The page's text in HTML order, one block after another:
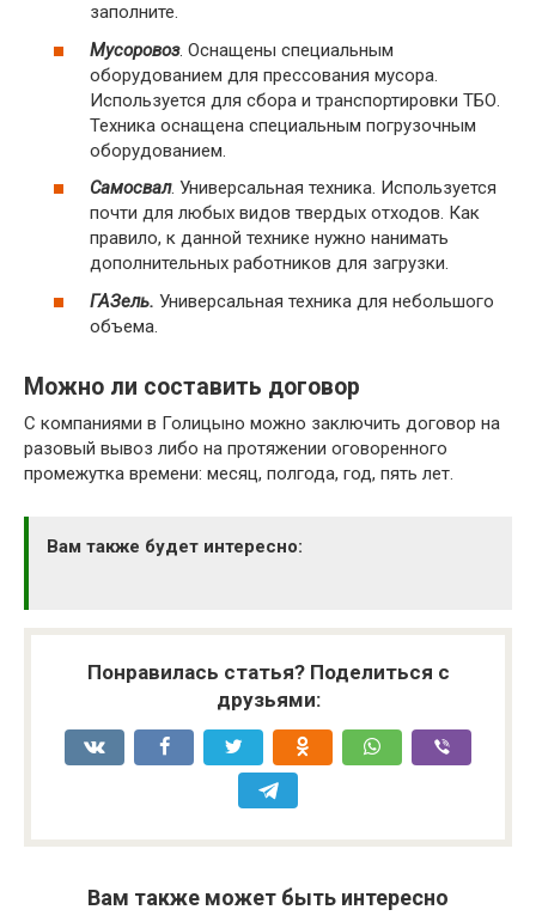
заполните.
Мусоровоз. Оснащены специальным
оборудованием для прессования мусора.
Используется для сбора и транспортировки ТБО.
Техника оснащена специальным погрузочным
оборудованием.
Самосвал. Универсальная техника. Используется
почти для любых видов твердых отходов. Как
правило, к данной технике нужно нанимать
дополнительных работников для загрузки.
ГАЗель. Универсальная техника для небольшого
объема.
Можно ли составить договор
С компаниями в Голицыно можно заключить договор на
разовый вывоз либо на протяжении оговоренного
промежутка времени: месяц, полгода, год, пять лет.
Вам также будет интересно:
Понравилась статья? Поделиться с
друзьями:
Вам также может быть интересно